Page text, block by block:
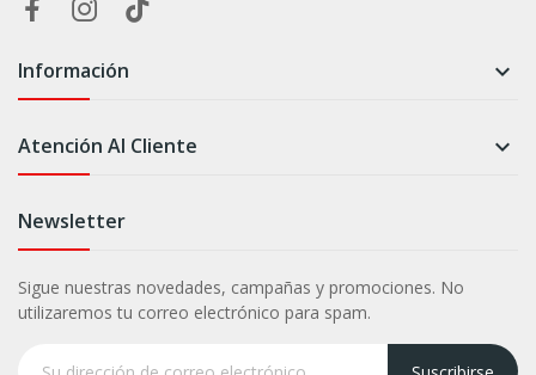
Información 
Atención Al Cliente 
Newsletter
Sigue nuestras novedades, campañas y promociones. No
utilizaremos tu correo electrónico para spam.